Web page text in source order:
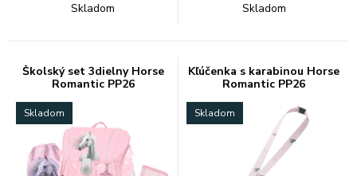
Skladom Skladom
Školský set 3dielny Horse
Romantic PP26
Skladom
Kľúčenka s karabinou Horse
Romantic PP26
Skladom